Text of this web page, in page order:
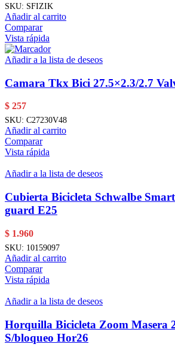
SKU: SFIZIK
Añadir al carrito
Comparar
Vista rápida
Añadir a la lista de deseos
Camara Tkx Bici 27.5×2.3/2.7
$ 257
SKU: C27230V48
Añadir al carrito
Comparar
Vista rápida
Añadir a la lista de deseos
Cubierta Bicicleta Schwalbe
guard E25
$ 1.960
SKU: 10159097
Añadir al carrito
Comparar
Vista rápida
Añadir a la lista de deseos
Horquilla Bicicleta Zoom Masera
S/bloqueo Hor26